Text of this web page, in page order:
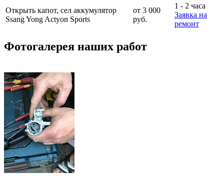
Открыть капот, сел аккумулятор
Ssang Yong Actyon Sports
от 3 000
руб.
1 - 2 часа
Заявка на
ремонт
Фотогалерея наших работ